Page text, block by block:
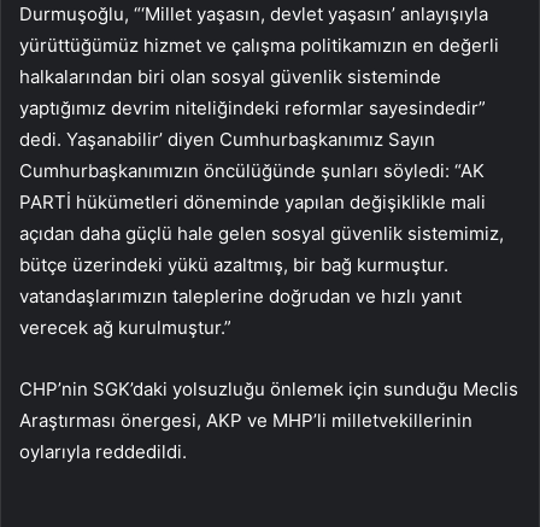
Durmuşoğlu, “‘Millet yaşasın, devlet yaşasın’ anlayışıyla
yürüttüğümüz hizmet ve çalışma politikamızın en değerli
halkalarından biri olan sosyal güvenlik sisteminde
yaptığımız devrim niteliğindeki reformlar sayesindedir”
dedi. Yaşanabilir’ diyen Cumhurbaşkanımız Sayın
Cumhurbaşkanımızın öncülüğünde şunları söyledi: “AK
PARTİ hükümetleri döneminde yapılan değişiklikle mali
açıdan daha güçlü hale gelen sosyal güvenlik sistemimiz,
bütçe üzerindeki yükü azaltmış, bir bağ kurmuştur.
vatandaşlarımızın taleplerine doğrudan ve hızlı yanıt
verecek ağ kurulmuştur.”
CHP’nin SGK’daki yolsuzluğu önlemek için sunduğu Meclis
Araştırması önergesi, AKP ve MHP’li milletvekillerinin
oylarıyla reddedildi.